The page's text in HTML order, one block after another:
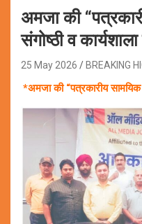
अमजा की
संगोष्ठी व
25 May 2026 BREAKING
*अमजा की “पत्रकारीय सामयिक